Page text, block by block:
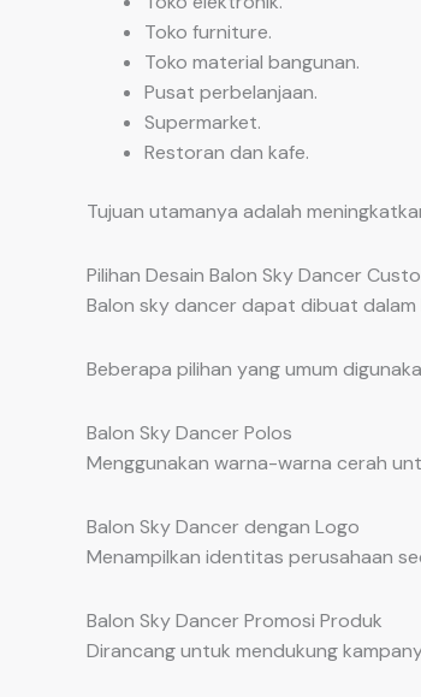
Toko furniture.
Toko material bangunan.
Pusat perbelanjaan.
Supermarket.
Restoran dan kafe.
Tujuan utamanya adalah
Pilihan Desain Balon Sky Dancer
Balon sky dancer dapat dibuat
Beberapa pilihan yang umum
Balon Sky Dancer Polos
Menggunakan warna-warna cerah
Balon Sky Dancer dengan Logo
Menampilkan identitas perusahaan
Balon Sky Dancer Promosi Produk
Dirancang untuk mendukung